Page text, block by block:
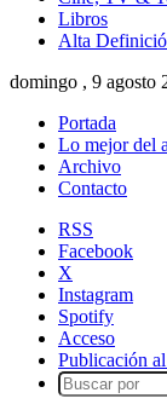
Libros
Alta
domingo , 9 agosto
Portada
Lo mejor del
Archivo
Contacto
RSS
Facebook
X
Instagram
Spotify
Acceso
Publicación